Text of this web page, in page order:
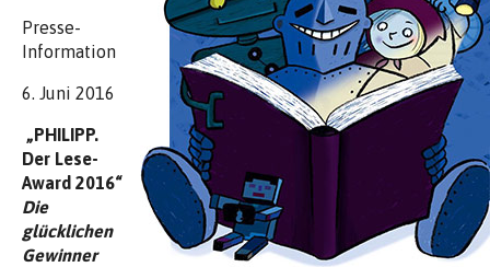
Presse-
Information
6. Juni 2016
„PHILIPP.
Der Lese-
Award 2016“
Die
glücklichen
Gewinner